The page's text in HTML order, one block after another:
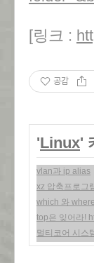
[링크 :
공감
'Linux'
vlan과 ip alias
xz 압축프로그
which 와
top은 잊어라!
멀티코어 시스